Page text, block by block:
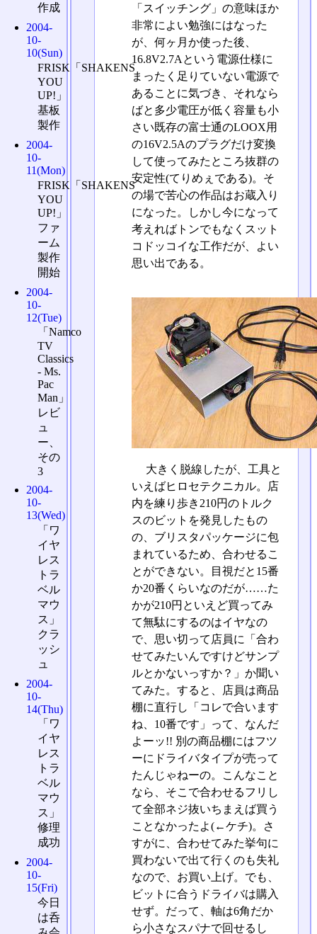
「スイッチング」の意味ほか
非常によい勉強にはなった
が、何ヶ月か使った後、
16.8V2.7Aという電源仕様に
まったく足りていない電源で
あることに気づき、それなら
ばと多少電圧が低く容量も小
さい既存の富士通のLOOX用
の16V2.5Aのプラグだけ変換
して使ってみたところ抜群の
安定性(てりめぇである)。そ
の場で苦心の作品はお蔵入り
になった。しかし今になって
考えればトンでもなくスット
コドッコイな工作だが、よい
思い出である。
大きく脱線したが、工具と
いえばヒロセテクニカル。店
内を練り歩き210円のトルク
スのビットを発見したもの
の、ブリスタパッケージに包
まれているため、合わせるこ
とができない。目視だと15番
か20番くらいなのだが……た
かが210円といえど買ってみ
て無駄にするのはイヤなの
で、思い切って店員に「合わ
せてみたいんですけどサンプ
ルとかないっすか？」か聞い
てみた。すると、店員は商品
棚に直行し「コレで合います
ね、10番です」って、なんだ
よーッ!! 別の商品棚にはフツ
ーにドライバタイプが売って
たんじゃねーの。こんなこと
なら、そこで合わせるフリし
て全部ネジ抜いちまえば買う
ことなかったよ(←ケチ)。さ
すがに、合わせてみた挙句に
買わないで出て行くのも失礼
なので、お買い上げ。でも、
ビットに合うドライバは購入
せず。だって、軸は6角だか
ら小さなスパナで回せるし
作成
2004-
10-
10(Sun)
FRISK「SHAKENS
YOU
UP!」
基板
製作
2004-
10-
11(Mon)
FRISK「SHAKENS
YOU
UP!」
ファ
ーム
製作
開始
2004-
10-
12(Tue)
「Namco
TV
Classics
- Ms.
Pac
Man」
レビ
ュ
ー、
その
3
2004-
10-
13(Wed)
「ワ
イヤ
レス
トラ
ベル
マウ
ス」
クラ
ッシ
ュ
2004-
10-
14(Thu)
「ワ
イヤ
レス
トラ
ベル
マウ
ス」
修理
成功
2004-
10-
15(Fri)
今日
は呑